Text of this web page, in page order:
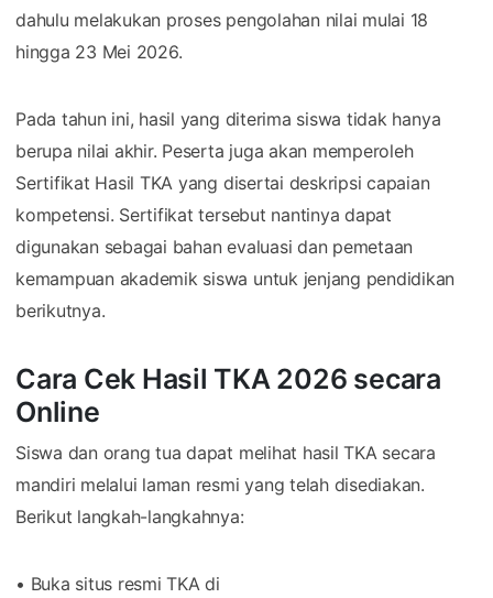
dahulu melakukan proses pengolahan nilai mulai 18
hingga 23 Mei 2026.
Pada tahun ini, hasil yang diterima siswa tidak hanya
berupa nilai akhir. Peserta juga akan memperoleh
Sertifikat Hasil TKA yang disertai deskripsi capaian
kompetensi. Sertifikat tersebut nantinya dapat
digunakan sebagai bahan evaluasi dan pemetaan
kemampuan akademik siswa untuk jenjang pendidikan
berikutnya.
Cara Cek Hasil TKA 2026 secara
Online
Siswa dan orang tua dapat melihat hasil TKA secara
mandiri melalui laman resmi yang telah disediakan.
Berikut langkah-langkahnya:
• Buka situs resmi TKA di